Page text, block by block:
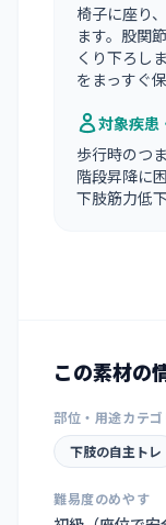
椅子に座り
ます。股関
くり下ろし
をまっすぐ
対象疾患
歩行時のつ
階段昇降に
下肢筋力低
この素材の
部位・用途カテゴ
下肢の自主トレ
難易度のめやす